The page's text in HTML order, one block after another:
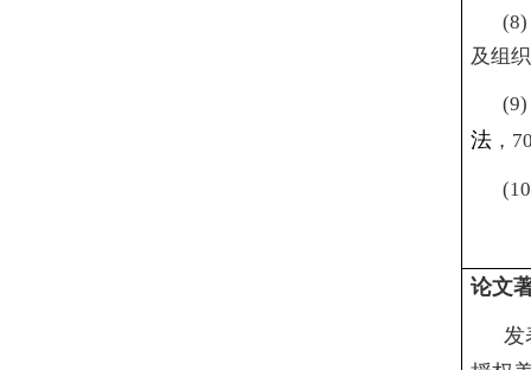
(8)
及组
(9)
法 ，
论文
发